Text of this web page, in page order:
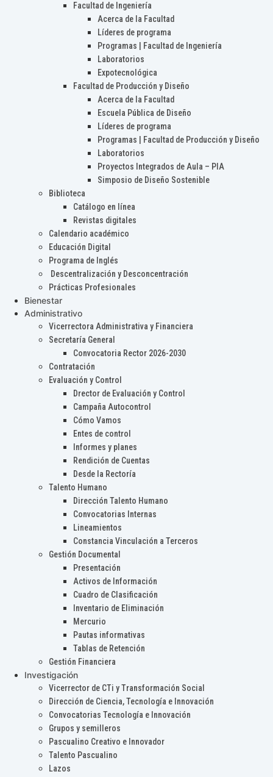
Facultad de Ingeniería
Acerca de la Facultad
Líderes de programa
Programas | Facultad de Ingeniería
Laboratorios
Expotecnológica
Facultad de Producción y Diseño
Acerca de la Facultad
Escuela Pública de Diseño
Líderes de programa
Programas | Facultad de Producción y Diseño
Laboratorios
Proyectos Integrados de Aula – PIA
Simposio de Diseño Sostenible
Biblioteca
Catálogo en línea
Revistas digitales
Calendario académico
Educación Digital
Programa de Inglés
Descentralización y Desconcentración
Prácticas Profesionales
Bienestar
Administrativo
Vicerrectora Administrativa y Financiera
Secretaría General
Convocatoria Rector 2026-2030
Contratación
Evaluación y Control
Drector de Evaluación y Control
Campaña Autocontrol
Cómo Vamos
Entes de control
Informes y planes
Rendición de Cuentas
Desde la Rectoría
Talento Humano
Dirección Talento Humano
Convocatorias Internas
Lineamientos
Constancia Vinculación a Terceros
Gestión Documental
Presentación
Activos de Información
Cuadro de Clasificación
Inventario de Eliminación
Mercurio
Pautas informativas
Tablas de Retención
Gestión Financiera
Investigación
Vicerrector de CTi y Transformación Social
Dirección de Ciencia, Tecnología e Innovación
Convocatorias Tecnología e Innovación
Grupos y semilleros
Pascualino Creativo e Innovador
Talento Pascualino
Lazos